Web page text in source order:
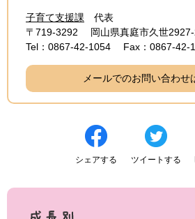
子育て支援課
代表
〒719-3292
岡山県真庭市久世
Tel：0867-42-1054
Fax：0867-42-
メールでのお問い合わせ
シェアする ツイートする